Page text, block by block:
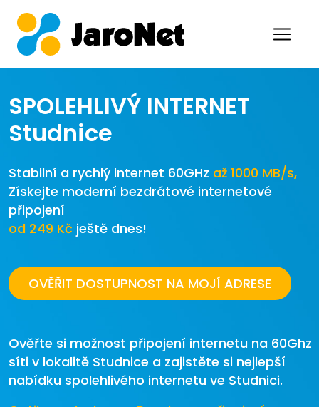
SPOLEHLIVÝ INTERNET
Studnice
Stabilní a rychlý internet 60GHz až 1000 MB/s,
Získejte moderní bezdrátové internetové
připojení
od 249 Kč ještě dnes!
OVĚŘIT DOSTUPNOST NA MOJÍ ADRESE
Ověřte si možnost připojení internetu na 60Ghz
síti v lokalitě Studnice a zajistěte si nejlepší
nabídku spolehlivého internetu ve Studnici.